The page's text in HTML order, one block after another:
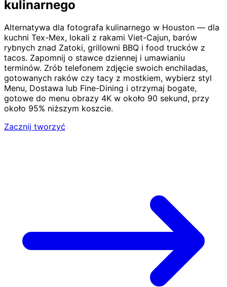
kulinarnego
Alternatywa dla fotografa kulinarnego w Houston — dla
kuchni Tex-Mex, lokali z rakami Viet-Cajun, barów
rybnych znad Zatoki, grillowni BBQ i food trucków z
tacos. Zapomnij o stawce dziennej i umawianiu
terminów. Zrób telefonem zdjęcie swoich enchiladas,
gotowanych raków czy tacy z mostkiem, wybierz styl
Menu, Dostawa lub Fine-Dining i otrzymaj bogate,
gotowe do menu obrazy 4K w około 90 sekund, przy
około 95% niższym koszcie.
Zacznij tworzyć